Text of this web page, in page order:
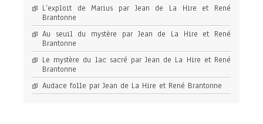
L’exploit de Marius par Jean de La Hire et René
Brantonne
Au seuil du mystère par Jean de La Hire et René
Brantonne
Le mystère du lac sacré par Jean de La Hire et René
Brantonne
Audace folle par Jean de La Hire et René Brantonne